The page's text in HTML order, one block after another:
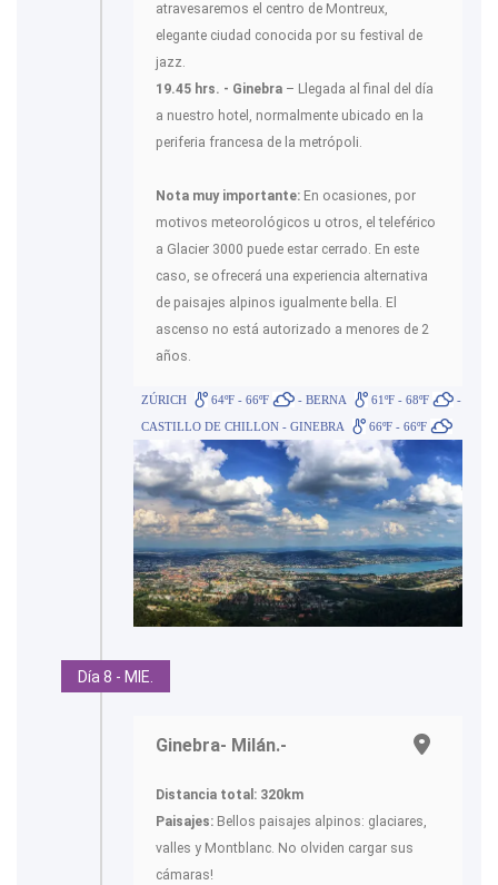
atravesaremos el centro de Montreux,
elegante ciudad conocida por su festival de
jazz.
19.45 hrs. - Ginebra – Llegada al final del día
a nuestro hotel, normalmente ubicado en la
periferia francesa de la metrópoli.
Nota muy importante: En ocasiones, por
motivos meteorológicos u otros, el teleférico
a Glacier 3000 puede estar cerrado. En este
caso, se ofrecerá una experiencia alternativa
de paisajes alpinos igualmente bella. El
ascenso no está autorizado a menores de 2
años.
ZÚRICH 64ºF - 66ºF - BERNA 61ºF - 68ºF
-
CASTILLO DE CHILLON - GINEBRA
66ºF - 66ºF
Día 8 - MIE.
Ginebra- Milán.-
Distancia total: 320km
Paisajes: Bellos paisajes alpinos: glaciares,
valles y Montblanc. No olviden cargar sus
cámaras!